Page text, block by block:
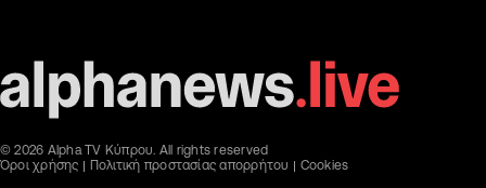
© 2026 Alpha TV Κύπρου. All rights reserved
Όροι χρήσης
Πολιτική προστασίας απορρήτου Cookies